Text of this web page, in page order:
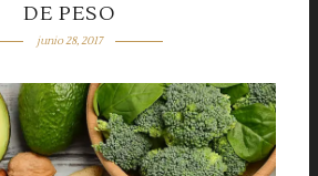
DE PESO
junio 28, 2017